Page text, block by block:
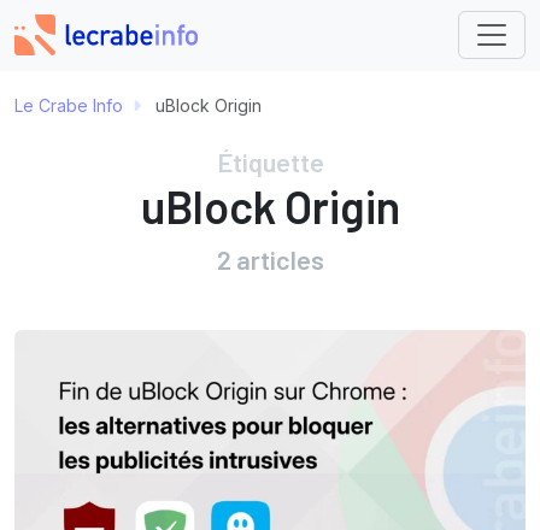
Le Crabe Info uBlock Origin
Étiquette
uBlock Origin
2 articles